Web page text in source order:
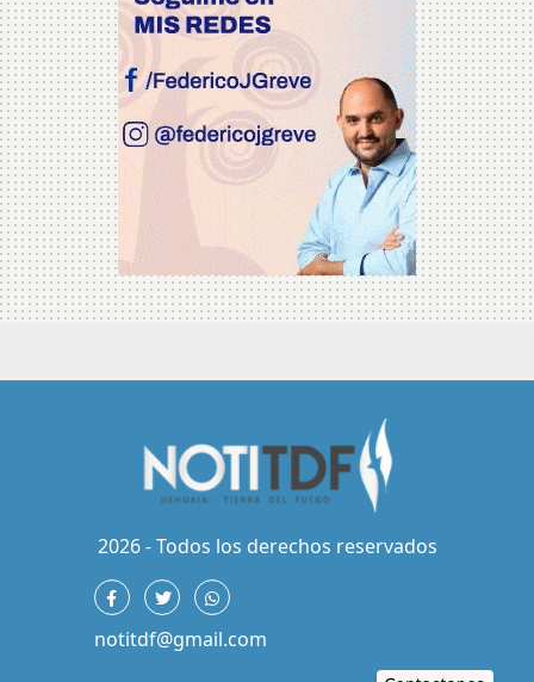
2026 - Todos los derechos reservados
notitdf@gmail.com